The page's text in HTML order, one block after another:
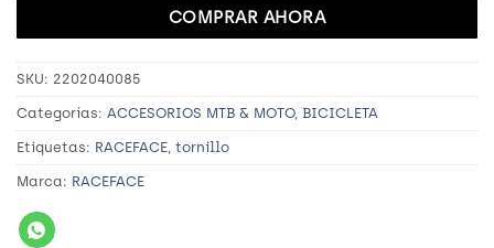
COMPRAR AHORA
SKU: 2202040085
Categorías: ACCESORIOS MTB & MOTO, BICICLETA
Etiquetas: RACEFACE tornillo
Marca: RACEFACE